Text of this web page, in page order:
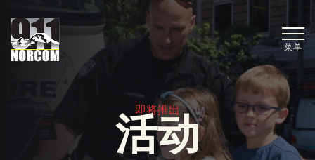
菜单
即将推出
活动